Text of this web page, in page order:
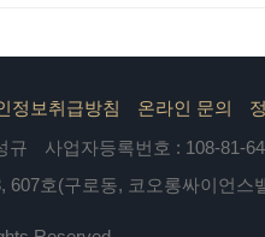
정보취급방침 온라인 문의
규 사업자등록번호 : 108-81-
607호(구로동, 코오롱싸이언스